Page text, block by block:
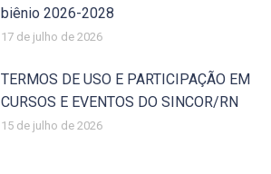
biênio 2026-2028
17 de julho de 2026
TERMOS DE USO E PARTICIPAÇÃO EM
CURSOS E EVENTOS DO SINCOR/RN
15 de julho de 2026